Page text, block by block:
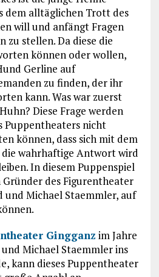
dem alltäglichen Trott des
will und anfängt Fragen
zu stellen. Da diese die
können oder wollen,
Gerline auf
zu finden, der ihr
kann. Was war zuerst
Diese Frage werden
Puppentheaters nicht
können, dass sich mit dem
wahrhaftige Antwort wird
In diesem Puppenspiel
des Figurentheater
und Michael Staemmler, auf
Gingganz im Jahre
Michael Staemmler ins
kann dieses Puppentheater